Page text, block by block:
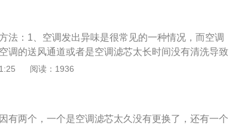
换周期是10000公里换一次。
也会变重。空调滤芯的位置在鼓风机与蒸发器之间，
，空气经过空调滤芯才会达到蒸发器，所以空调滤芯
法：1、空调发出异味是很常见的一种情况，而空调
调的送风通道或者是空调滤芯太长时间没有清洗导致
程中不仅要定期更换空调滤芯，还需要注意清洁送
阅读：1936
有两个，一个是空调滤芯太久没有更换了，还有一个